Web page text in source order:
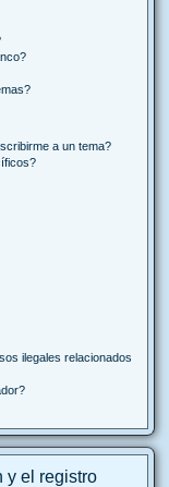
a un tema?
ilegales relacionados
y el registro